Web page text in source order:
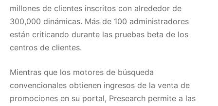
millones de clientes inscritos con alrededor de
300,000 dinámicas. Más de 100 administradores
están criticando durante las pruebas beta de los
centros de clientes.
Mientras que los motores de búsqueda
convencionales obtienen ingresos de la venta de
promociones en su portal, Presearch permite a las